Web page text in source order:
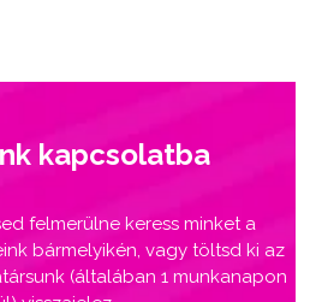
kapcsolatba
felmerülne keress minket a
bármelyikén, vagy töltsd ki az
(általában 1 munkanapon